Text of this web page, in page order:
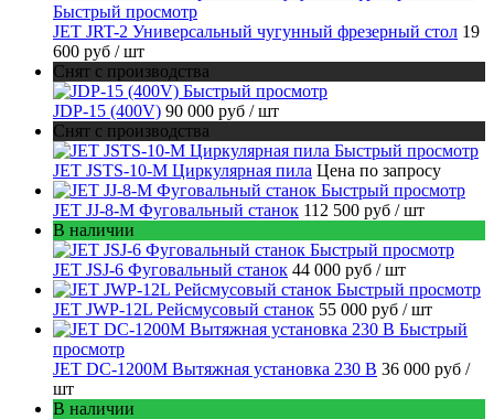
Быстрый просмотр
JET JRT-2 Универсальный чугунный фрезерный стол 19
600 руб / шт
Снят с производства
Быстрый просмотр
JDP-15 (400V) 90 000 руб / шт
Снят с производства
Быстрый просмотр
JET JSTS-10-M Циркулярная пила Цена по запросу
Быстрый просмотр
JET JJ-8-M Фуговальный станок 112 500 руб / шт
В наличии
Быстрый просмотр
JET JSJ-6 Фуговальный станок 44 000 руб / шт
Быстрый просмотр
JET JWP-12L Рейсмусовый станок 55 000 руб / шт
Быстрый
просмотр
JET DC-1200M Вытяжная установка 230 В 36 000 руб /
шт
В наличии